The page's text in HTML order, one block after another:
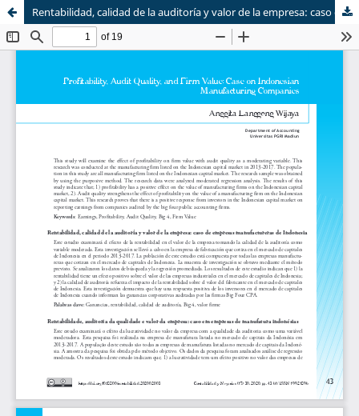
Rentabilidad, calidad de la auditoría y valor de la empresa: caso de empresas manufactureras de Indonesia